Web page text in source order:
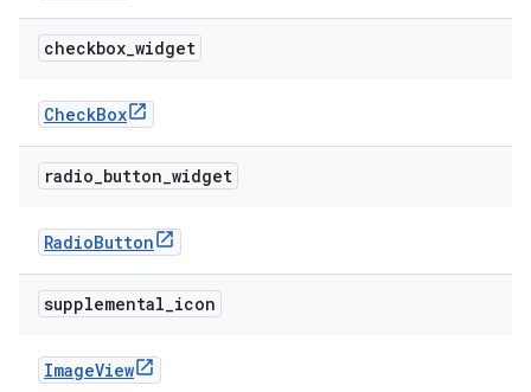
checkbox_widget
CheckBox
radio_button_widget
RadioButton
supplemental_icon
ImageView